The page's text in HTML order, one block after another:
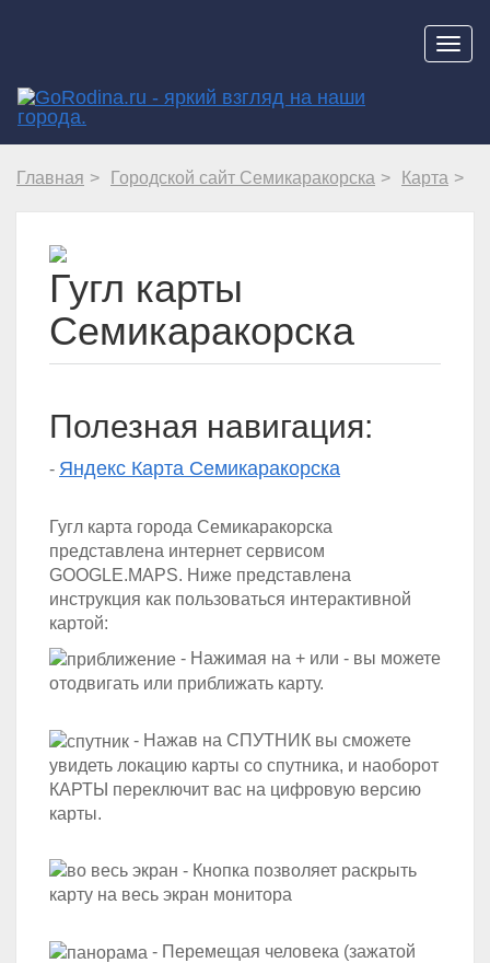
Главная Городской сайт Семикаракорска Карта
Гугл карты
Семикаракорска
Полезная навигация:
- Яндекс Карта Семикаракорска
Гугл карта города Семикаракорска
представлена интернет сервисом
GOOGLE.MAPS. Ниже представлена
инструкция как пользоваться интерактивной
картой:
- Нажимая на + или - вы можете
отодвигать или приближать карту.
- Нажав на СПУТНИК вы сможете
увидеть локацию карты со спутника, и наоборот
КАРТЫ переключит вас на цифровую версию
карты.
- Кнопка позволяет раскрыть
карту на весь экран монитора
- Перемещая человека (зажатой